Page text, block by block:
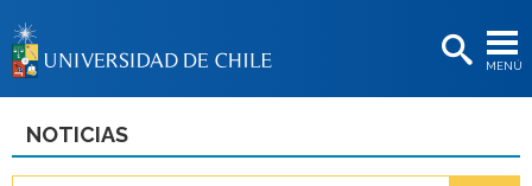
MENÚ
BIBLIOTECAS
NOTICIAS